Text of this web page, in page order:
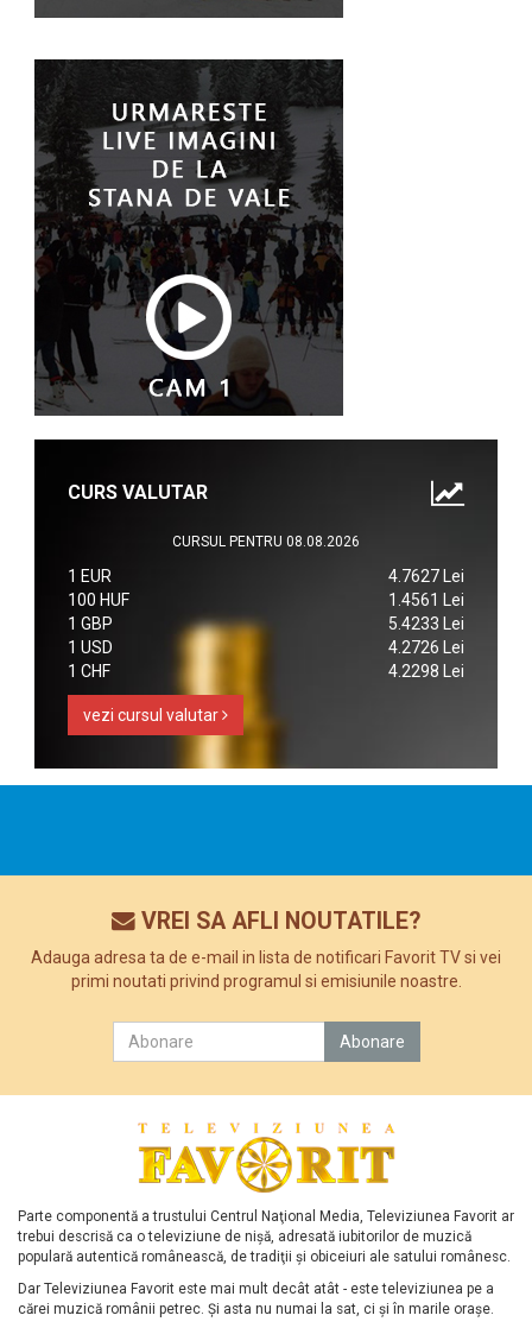
CURS VALUTAR
CURSUL PENTRU 08.08.2026
1 EUR
4.7627 Lei
100 HUF
1.4561 Lei
1 GBP
5.4233 Lei
1 USD
4.2726 Lei
1 CHF
4.2298 Lei
vezi cursul valutar
VREI SA AFLI NOUTATILE?
Adauga adresa ta de e-mail in lista de notificari Favorit TV si vei
primi noutati privind programul si emisiunile noastre.
Parte componentă a trustului Centrul Naţional Media, Televiziunea Favorit ar
trebui descrisă ca o televiziune de nişă, adresată iubitorilor de muzică
populară autentică românească, de tradiţii şi obiceiuri ale satului românesc.
Dar Televiziunea Favorit este mai mult decât atât - este televiziunea pe a
cărei muzică românii petrec. Şi asta nu numai la sat, ci şi în marile oraşe.